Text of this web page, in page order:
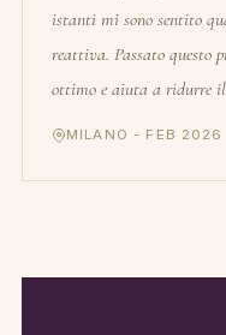
istanti mi sono sentito
reattiva. Passato questo
ottimo e aiuta a ridurre il
MILANO - FEB 2026